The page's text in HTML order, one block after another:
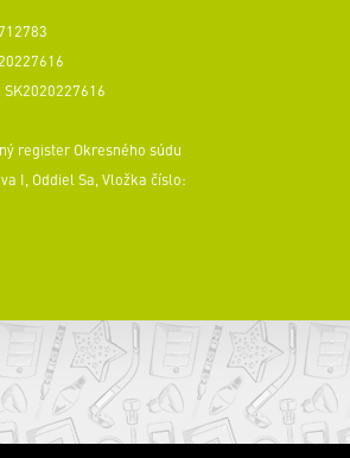
SK2020227616
register Okresného súdu
I, Oddiel Sa, Vložka číslo: